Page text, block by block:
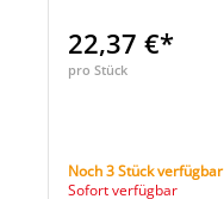
22,37 €*
pro Stück
Noch 3 Stück verfügbar
Sofort verfügbar